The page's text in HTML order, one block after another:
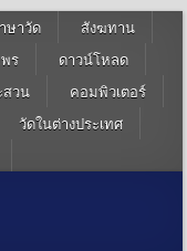
ษาวัด
สังฆทาน
ร
ดาวน์โหลด
วน
คอมพิวเตอร์
วัดในต่างประเทศ